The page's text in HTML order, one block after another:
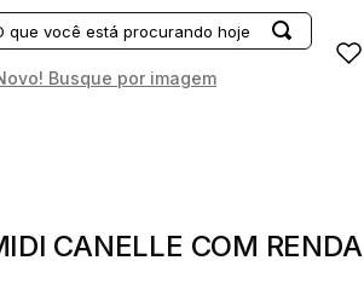
Busque por imagem
CANELLE COM RENDA